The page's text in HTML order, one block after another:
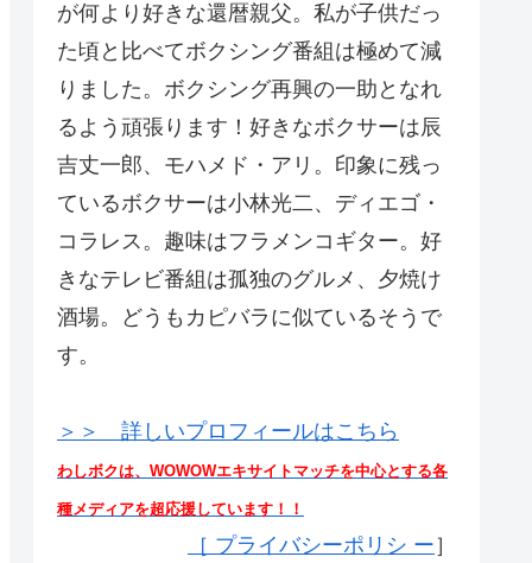
が何より好きな還暦親父。私が子供だっ
た頃と比べてボクシング番組は極めて減
りました。ボクシング再興の一助となれ
るよう頑張ります！好きなボクサーは辰
吉丈一郎、モハメド・アリ。印象に残っ
ているボクサーは小林光二、ディエゴ・
コラレス。趣味はフラメンコギター。好
きなテレビ番組は孤独のグルメ、夕焼け
酒場。どうもカピバラに似ているそうで
す。
＞＞ 詳しいプロフィールはこちら
わしボクは、WOWOWエキサイトマッチを中心とする各
種メディアを超応援しています！！
［ プライバシーポリシ ー］